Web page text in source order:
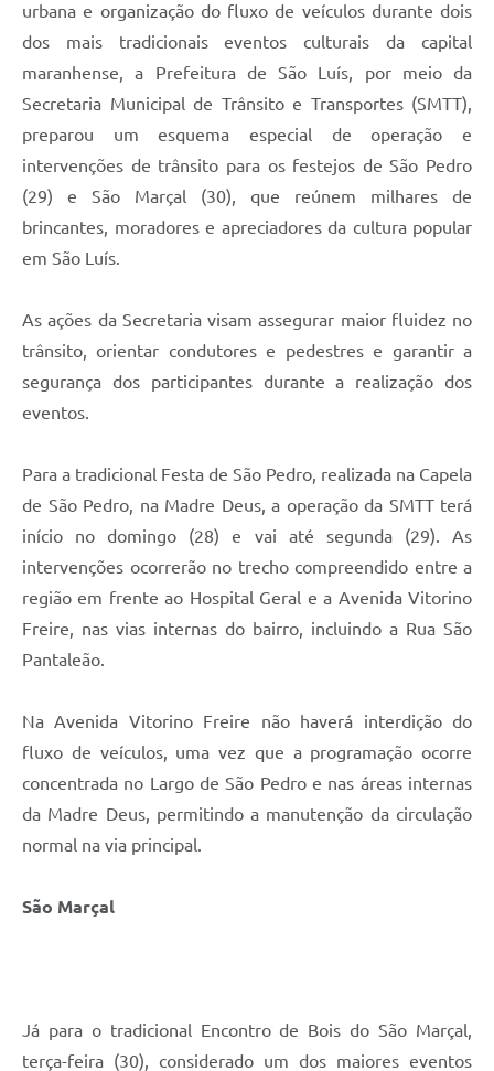
urbana e organização do fluxo de veículos durante dois
dos mais tradicionais eventos culturais da capital
maranhense, a Prefeitura de São Luís, por meio da
Secretaria Municipal de Trânsito e Transportes (SMTT),
preparou um esquema especial de operação e
intervenções de trânsito para os festejos de São Pedro
(29) e São Marçal (30), que reúnem milhares de
brincantes, moradores e apreciadores da cultura popular
em São Luís.
As ações da Secretaria visam assegurar maior fluidez no
trânsito, orientar condutores e pedestres e garantir a
segurança dos participantes durante a realização dos
eventos.
Para a tradicional Festa de São Pedro, realizada na Capela
de São Pedro, na Madre Deus, a operação da SMTT terá
início no domingo (28) e vai até segunda (29). As
intervenções ocorrerão no trecho compreendido entre a
região em frente ao Hospital Geral e a Avenida Vitorino
Freire, nas vias internas do bairro, incluindo a Rua São
Pantaleão.
Na Avenida Vitorino Freire não haverá interdição do
fluxo de veículos, uma vez que a programação ocorre
concentrada no Largo de São Pedro e nas áreas internas
da Madre Deus, permitindo a manutenção da circulação
normal na via principal.
São Marçal
Já para o tradicional Encontro de Bois do São Marçal,
terça-feira (30), considerado um dos maiores eventos